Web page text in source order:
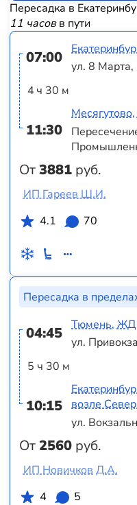
Пересадка в
11 часовв пути
07:00
4 ч 30 м
11:30
От3881 руб.
ул. 8
ИП Гареев Ш.И.
4.1
70
Пересадка в
04:45
5 ч 30 м
10:15
От2560 руб.
Тюмень, ЖД
ул.
возле
ул.
ИП Новичков Д.А.
4
5